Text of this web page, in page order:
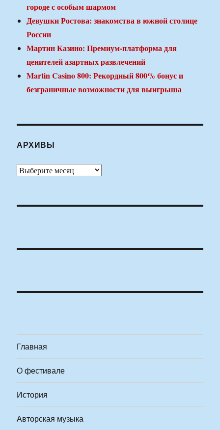
городе с особым шармом
Девушки Ростова: знакомства в южной столице
России
Мартин Казино: Премиум-платформа для
ценителей азартных развлечений
Martin Casino 800: Рекордный 800% бонус и
безграничные возможности для выигрыша
АРХИВЫ
Архивы
Главная
О фестивале
История
Авторская музыка